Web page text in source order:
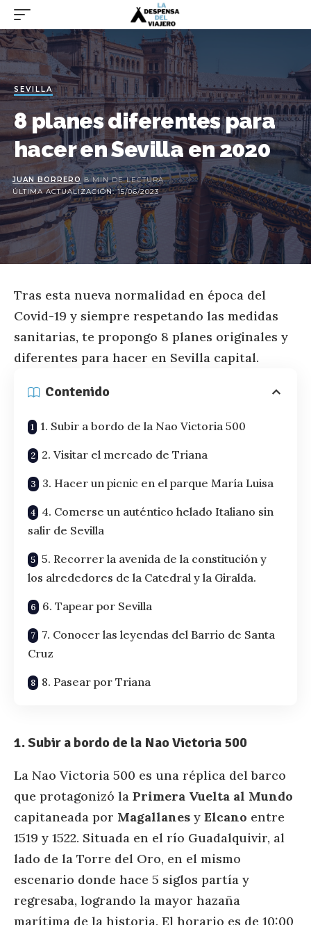
SEVILLA
8 planes diferentes para
hacer en Sevilla en 2020
ÚLTIMA ACTUALIZACIÓN: 15/06/2023
JUAN BORRERO 8 MIN DE LECTURA
Tras esta nueva normalidad en época del
Covid-19 y siempre respetando las medidas
sanitarias, te propongo 8 planes originales y
diferentes para hacer en Sevilla capital.
Contenido
1. Subir a bordo de la Nao Victoria 500
2. Visitar el mercado de Triana
3. Hacer un picnic en el parque María Luisa
4. Comerse un auténtico helado Italiano sin
salir de Sevilla
5. Recorrer la avenida de la constitución y
los alrededores de la Catedral y la Giralda.
6. Tapear por Sevilla
7. Conocer las leyendas del Barrio de Santa
Cruz
8. Pasear por Triana
1. Subir a bordo de la Nao Victoria 500
La Nao Victoria 500 es una réplica del barco
que protagonizó la Primera Vuelta al Mundo
capitaneada por Magallanes y Elcano entre
1519 y 1522. Situada en el río Guadalquivir, al
lado de la Torre del Oro, en el mismo
escenario donde hace 5 siglos partía y
regresaba, logrando la mayor hazaña
marítima de la historia. El horario es de 10:00